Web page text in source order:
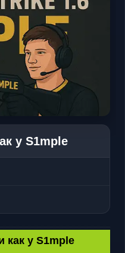
у S1mple
как у S1mple